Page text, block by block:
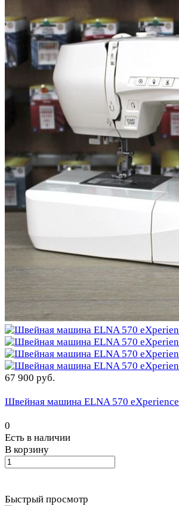
67 900 руб.
Швейная машина ELNA 570 eXperience
0
Есть в наличии
В корзину
Быстрый просмотр